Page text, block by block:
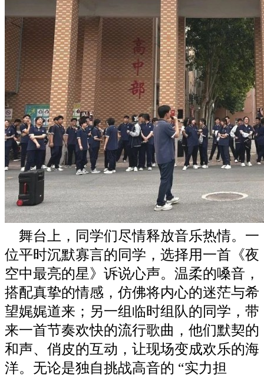
舞台上，同学们尽情释放音乐热情。一
位平时沉默寡言的同学，选择用一首《夜
空中最亮的星》诉说心声。温柔的嗓音，
搭配真挚的情感，仿佛将内心的迷茫与希
望娓娓道来；另一组临时组队的同学，带
来一首节奏欢快的流行歌曲，他们默契的
和声、俏皮的互动，让现场变成欢乐的海
洋。无论是独自挑战高音的 “实力担